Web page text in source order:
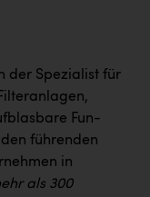
gmbh
der Spezialist für
Fun-
führenden
in
als 300